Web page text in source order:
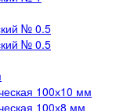
№ 0.5
№ 0.5
100х10 мм
100х8 мм